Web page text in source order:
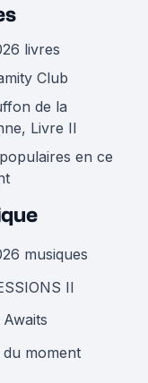
livres
Club
de la
Livre II
en ce
musiques
II
moment